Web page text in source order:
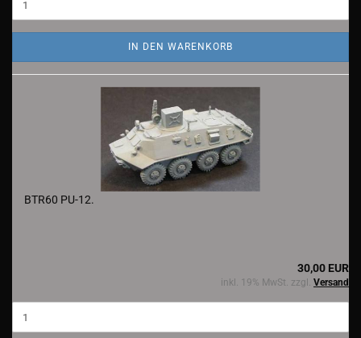
IN DEN WARENKORB
BTR60 PU-12.
30,00 EUR
inkl. 19% MwSt. zzgl. Versand